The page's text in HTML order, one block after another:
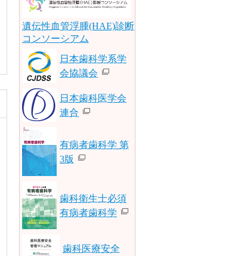
遺伝性血管浮腫(HAE)診断
コンソーシアム
日本歯科学系学
会協議会
日本歯科医学会
連合
有病者歯科学 第
3版
歯科衛生士必須
有病者歯科学
歯科医療安全